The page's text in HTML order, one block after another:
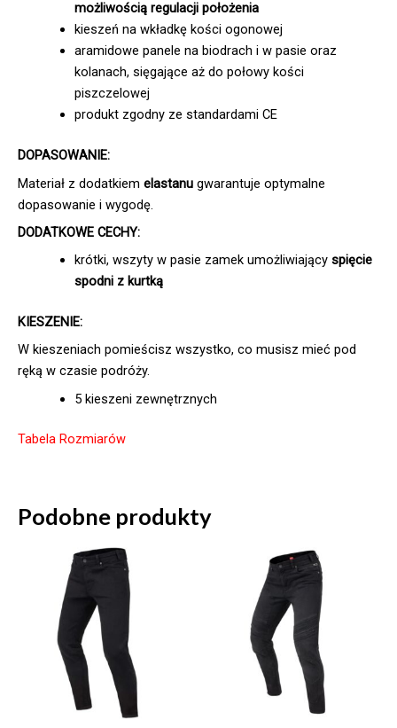
możliwością regulacji położenia
kieszeń na wkładkę kości ogonowej
aramidowe panele na biodrach i w pasie oraz
kolanach, sięgające aż do połowy kości
piszczelowej
produkt zgodny ze standardami CE
DOPASOWANIE:
Materiał z dodatkiem elastanu gwarantuje optymalne
dopasowanie i wygodę.
DODATKOWE CECHY:
krótki, wszyty w pasie zamek umożliwiający spięcie
spodni z kurtką
KIESZENIE:
W kieszeniach pomieścisz wszystko, co musisz mieć pod
ręką w czasie podróży.
5 kieszeni zewnętrznych
Tabela Rozmiarów
Podobne produkty